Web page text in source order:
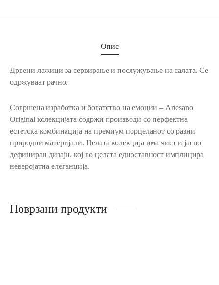
Опис
Дрвени лажици за сервирање и послужување на салата. Се
одржуваат рачно.
Совршена изработка и богатство на емоции – Artesano
Original колекцијата содржи производи со перфектна
естетска комбинација на премиум порцеланот со разни
природни материјали. Целата колекција има чист и јасно
дефиниран дизајн. кој во целата едноставност имплицира
неверојатна елеганција.
Поврзани продукти